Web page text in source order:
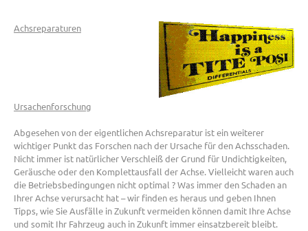
Achsreparaturen
Ursachenforschung
Abgesehen von der eigentlichen Achsreparatur ist ein weiterer
wichtiger Punkt das Forschen nach der Ursache für den Achsschaden.
Nicht immer ist natürlicher Verschleiß der Grund für Undichtigkeiten,
Geräusche oder den Komplettausfall der Achse. Vielleicht waren auch
die Betriebsbedingungen nicht optimal ? Was immer den Schaden an
Ihrer Achse verursacht hat – wir finden es heraus und geben Ihnen
Tipps, wie Sie Ausfälle in Zukunft vermeiden können damit Ihre Achse
und somit Ihr Fahrzeug auch in Zukunft immer einsatzbereit bleibt.